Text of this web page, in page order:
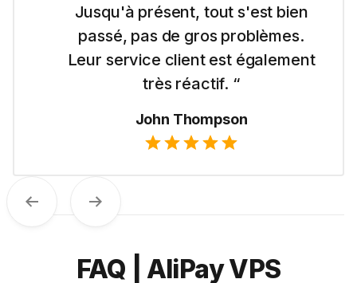
LightNode à Dubaï m'ont facilité
la tâche. Faciles à utiliser,
j'apprécie aussi leur politique de
tarification directe. “
Emma Wilson
Previous Next
FAQ | AliPay VPS